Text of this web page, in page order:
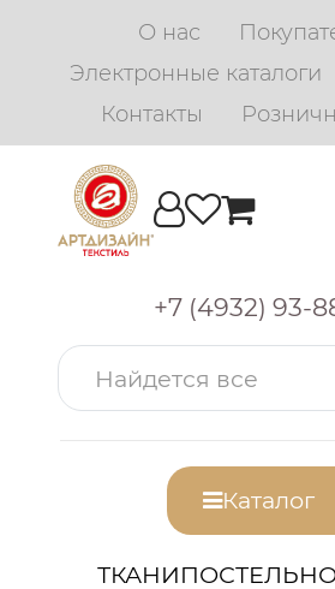
О нас
Электронные каталоги
Контакты
+7 (4932) 93-
Каталог
ТКАНИ